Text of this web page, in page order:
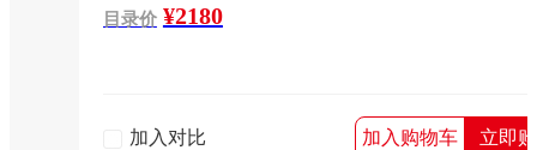
目录价 ¥2180
加入对比 加入购物车 立即